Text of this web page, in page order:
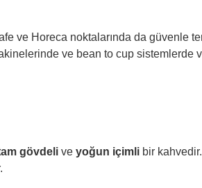
ve Horeca noktalarında da güvenle
ve bean to cup sistemlerde
gövdeli ve yoğun içimli bir